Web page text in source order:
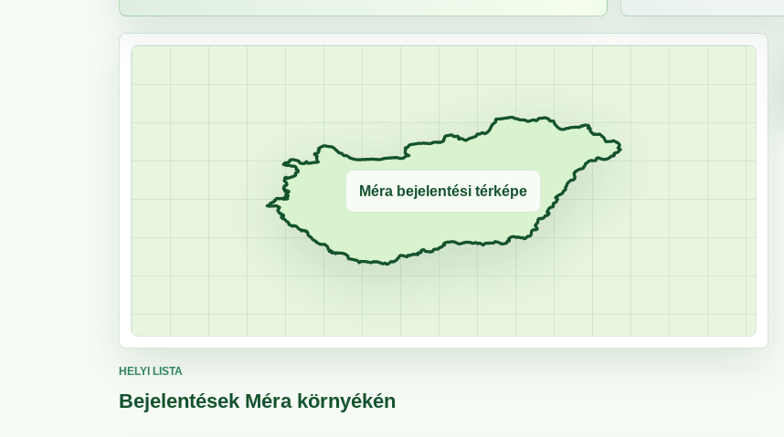
Méra bejelentési térképe
HELYI LISTA
Bejelentések Méra környékén